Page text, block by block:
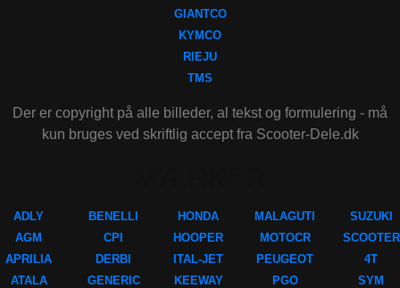
GIANTCO
KYMCO
RIEJU
TMS
Der er copyright på alle billeder, al tekst og formulering - må
kun bruges ved skriftlig accept fra Scooter-Dele.dk
ADLY
AGM
APRILIA
ATALA
BENELLI
CPI
DERBI
GENERIC
HONDA
HOOPER
ITAL-JET
KEEWAY
MALAGUTI
MOTOCR
PEUGEOT
PGO
SUZUKI
SCOOTER
4T
SYM